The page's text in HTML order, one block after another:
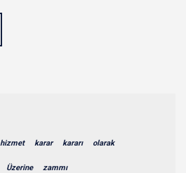
hizmet karar kararı olarak
Üzerine zammı